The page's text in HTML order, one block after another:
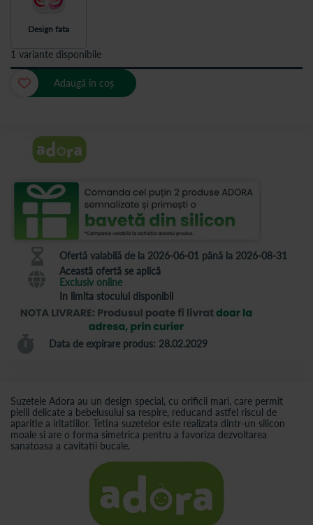
Ofertă valabilă de la 2026-06-01 până la 2026-08-31
Această ofertă se aplică
Exclusiv online
In limita stocului disponibil
Data de expirare produs: 28.02.2029
Suzetele Adora au un design special, cu orificii mari, care permit
pielii delicate a bebelusului sa respire, reducand astfel riscul de
aparitie a iritatiilor. Tetina suzetelor este realizata dintr-un silicon
moale si are o forma simetrica pentru a favoriza dezvoltarea
sanatoasa a cavitatii bucale.
Design fata
1 variante disponibile
Adaugă în coș